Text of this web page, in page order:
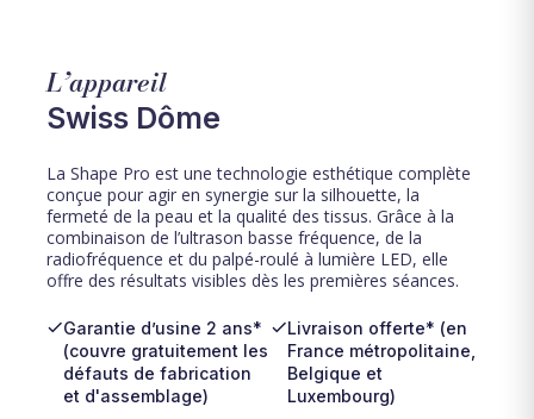
L’appareil
Swiss Dôme
La Shape Pro est une technologie esthétique complète
conçue pour agir en synergie sur la silhouette, la
fermeté de la peau et la qualité des tissus. Grâce à la
combinaison de l’ultrason basse fréquence, de la
radiofréquence et du palpé-roulé à lumière LED, elle
offre des résultats visibles dès les premières séances.
Garantie d’usine 2 ans*
(couvre gratuitement les
défauts de fabrication
et d'assemblage)
Livraison offerte* (en
France métropolitaine,
Belgique et
Luxembourg)